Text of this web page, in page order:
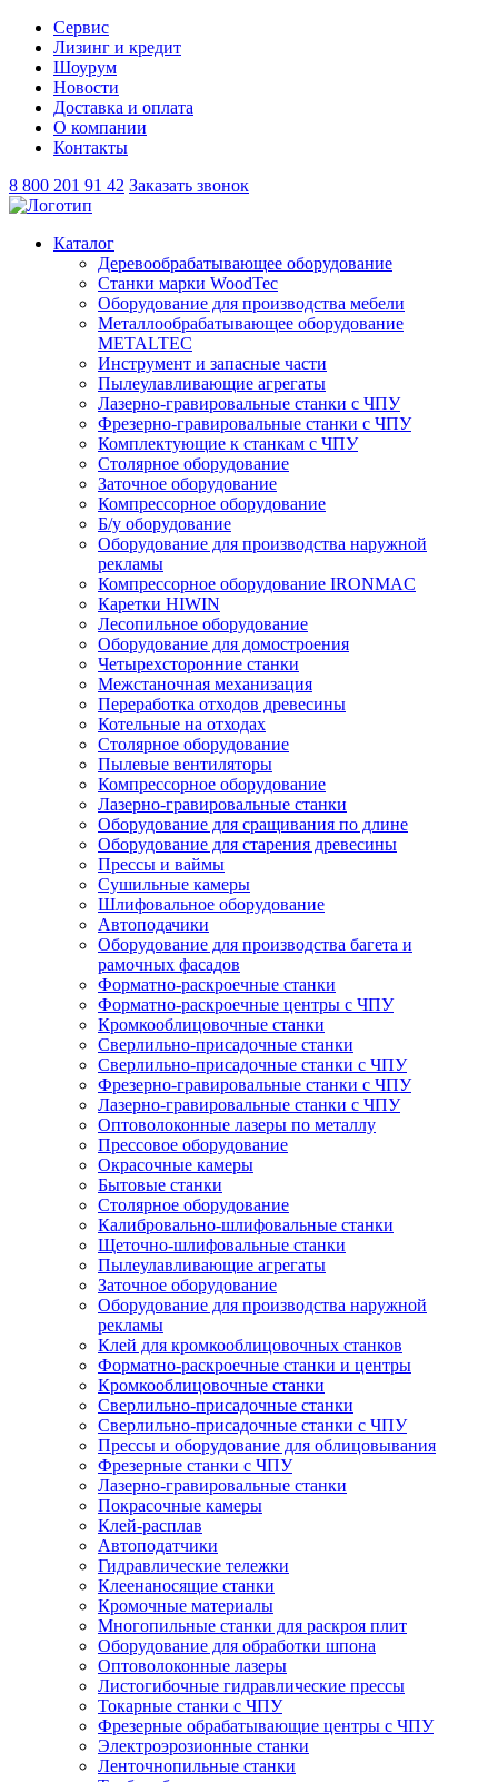
Сервис
Лизинг и кредит
Шоурум
Новости
Доставка и оплата
О компании
Контакты
8 800 201 91 42 Заказать звонок
Каталог
Деревообрабатывающее оборудование
Станки марки WoodTec
Оборудование для производства мебели
Металлообрабатывающее оборудование
METALTEC
Инструмент и запасные части
Пылеулавливающие агрегаты
Лазерно-гравировальные станки с ЧПУ
Фрезерно-гравировальные станки с ЧПУ
Комплектующие к станкам с ЧПУ
Столярное оборудование
Заточное оборудование
Компрессорное оборудование
Б/у оборудование
Оборудование для производства наружной
рекламы
Компрессорное оборудование IRONMAC
Каретки HIWIN
Лесопильное оборудование
Оборудование для домостроения
Четырехсторонние станки
Межстаночная механизация
Переработка отходов древесины
Котельные на отходах
Столярное оборудование
Пылевые вентиляторы
Компрессорное оборудование
Лазерно-гравировальные станки
Оборудование для сращивания по длине
Оборудование для старения древесины
Прессы и ваймы
Сушильные камеры
Шлифовальное оборудование
Автоподачики
Оборудование для производства багета и
рамочных фасадов
Форматно-раскроечные станки
Форматно-раскроечные центры с ЧПУ
Кромкооблицовочные станки
Сверлильно-присадочные станки
Сверлильно-присадочные станки с ЧПУ
Фрезерно-гравировальные станки с ЧПУ
Лазерно-гравировальные станки с ЧПУ
Оптоволоконные лазеры по металлу
Прессовое оборудование
Окрасочные камеры
Бытовые станки
Столярное оборудование
Калибровально-шлифовальные станки
Щеточно-шлифовальные станки
Пылеулавливающие агрегаты
Заточное оборудование
Оборудование для производства наружной
рекламы
Клей для кромкооблицовочных станков
Форматно-раскроечные станки и центры
Кромкооблицовочные станки
Сверлильно-присадочные станки
Сверлильно-присадочные станки с ЧПУ
Прессы и оборудование для облицовывания
Фрезерные станки с ЧПУ
Лазерно-гравировальные станки
Покрасочные камеры
Клей-расплав
Автоподатчики
Гидравлические тележки
Клеенаносящие станки
Кромочные материалы
Многопильные станки для раскроя плит
Оборудование для обработки шпона
Оптоволоконные лазеры
Листогибочные гидравлические прессы
Токарные станки с ЧПУ
Фрезерные обрабатывающие центры с ЧПУ
Электроэрозионные станки
Ленточнопильные станки